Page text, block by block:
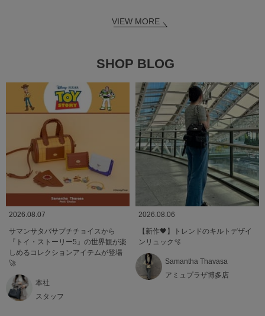
VIEW MORE
SHOP BLOG
2026.08.07
サマンサタバサプチチョイスから
『トイ・ストーリー5』の世界観が楽
しめるコレクションアイテムが登場
🚀
本社
スタッフ
2026.08.06
【新作🖤】トレンドのキルトデザイ
ンリュック🫧
Samantha Thavasa
アミュプラザ博多店